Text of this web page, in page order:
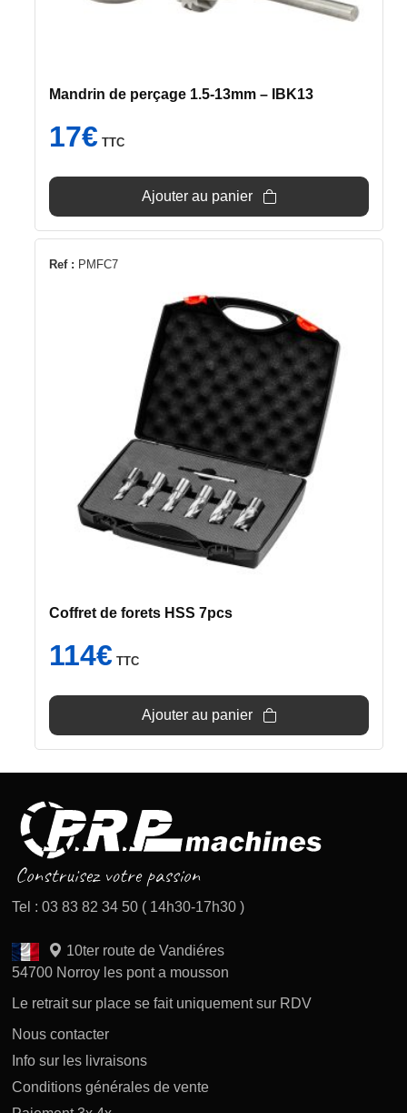
Mandrin de perçage 1.5-13mm – IBK13
17€ TTC
Ajouter au panier
Ref : PMFC7
Coffret de forets HSS 7pcs
114€ TTC
Ajouter au panier
Tel : 03 83 82 34 50 ( 14h30-17h30 )
10ter route de Vandiéres
54700 Norroy les pont a mousson
Le retrait sur place se fait uniquement sur RDV
Nous contacter
Info sur les livraisons
Conditions générales de vente